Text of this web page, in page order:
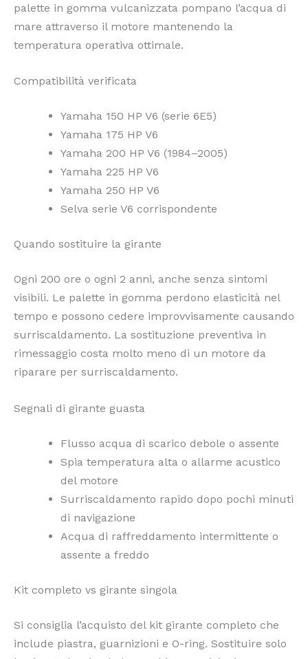
palette in gomma vulcanizzata pompano l’acqua di
mare attraverso il motore mantenendo la
temperatura operativa ottimale.
Compatibilità verificata
Yamaha 150 HP V6 (serie 6E5)
Yamaha 175 HP V6
Yamaha 200 HP V6 (1984–2005)
Yamaha 225 HP V6
Yamaha 250 HP V6
Selva serie V6 corrispondente
Quando sostituire la girante
Ogni 200 ore o ogni 2 anni, anche senza sintomi
visibili. Le palette in gomma perdono elasticità nel
tempo e possono cedere improvvisamente causando
surriscaldamento. La sostituzione preventiva in
rimessaggio costa molto meno di un motore da
riparare per surriscaldamento.
Segnali di girante guasta
Flusso acqua di scarico debole o assente
Spia temperatura alta o allarme acustico
del motore
Surriscaldamento rapido dopo pochi minuti
di navigazione
Acqua di raffreddamento intermittente o
assente a freddo
Kit completo vs girante singola
Si consiglia l’acquisto del kit girante completo che
include piastra, guarnizioni e O-ring. Sostituire solo